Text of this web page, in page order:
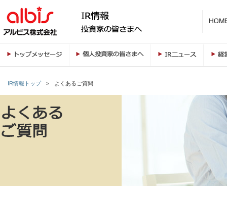
IR情報トップ > よくあるご質問